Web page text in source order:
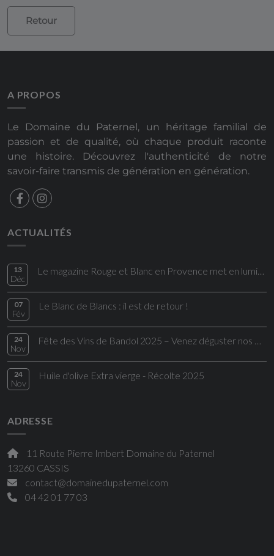
Retour
A PROPOS
Le Domaine du Paternel, un héritage familial de
passion et de qualité, où chaque produit raconte
une histoire. Découvrez l'authenticité de notre
savoir-faire transmis de génération en génération.
ACTUALITÉS
13
Déc
Le magazine Rouge et Blanc en Provence met en lumière une cuvée du Domaine du Paternel
07
Fév
Le Blanc de Blancs : il est de retour !
24
Nov
Fête des Vins de Bandol 2025 – Venez déguster nos Bandol rouges d’exception
24
Nov
Huile d'olive Extra vierge - Récolte 2025
ADRESSE
11 Route Pierre Imbert Domaine du Paternel
13260 CASSIS
contact@domainedupaternel.com
04 42 01 77 03